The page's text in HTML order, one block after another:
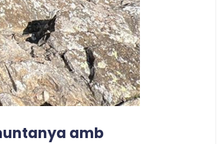
amb